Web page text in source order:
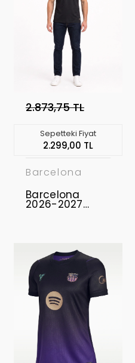
2.873,75 TL
Sepetteki Fiyat
2.299,00 TL
Barcelona
Barcelona
2026-2027